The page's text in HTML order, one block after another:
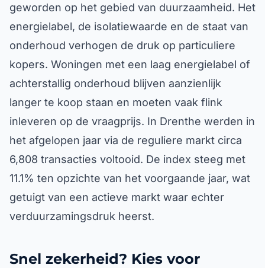
geworden op het gebied van duurzaamheid. Het
energielabel, de isolatiewaarde en de staat van
onderhoud verhogen de druk op particuliere
kopers. Woningen met een laag energielabel of
achterstallig onderhoud blijven aanzienlijk
langer te koop staan en moeten vaak flink
inleveren op de vraagprijs. In Drenthe werden in
het afgelopen jaar via de reguliere markt circa
6,808 transacties voltooid. De index steeg met
11.1% ten opzichte van het voorgaande jaar, wat
getuigt van een actieve markt waar echter
verduurzamingsdruk heerst.
Snel zekerheid? Kies voor